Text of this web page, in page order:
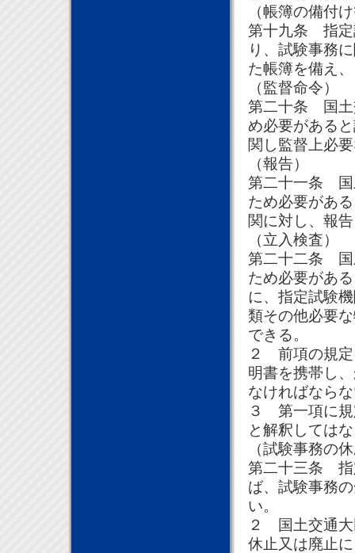
（帳簿の備付
第十九条 指定
り、試験事務
た帳簿を備え
（監督命令）
第二十条 国土
め必要がある
関し監督上必
（報告）
第二十一条 国
ため必要があ
関に対し、報
（立入検査）
第二十二条 国
ため必要があ
に、指定試験
類その他必要
できる。
２ 前項の規定
明書を携帯し
なければなら
３ 第一項に規
と解釈しては
（試験事務の
第二十三条 指
ば、試験事務
い。
２ 国土交通大
休止又は廃止